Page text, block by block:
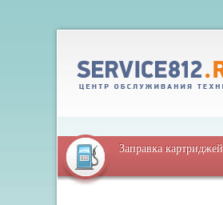
Заправка картриджей